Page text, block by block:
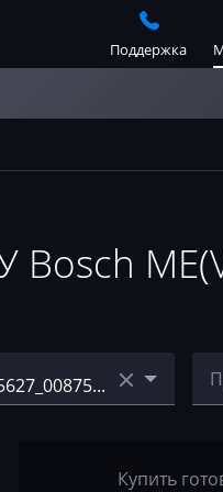
Поддержка
Купить